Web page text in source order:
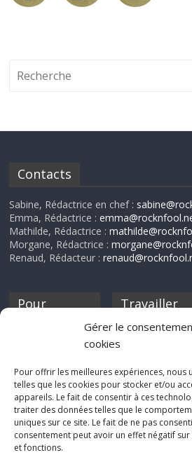
Gérer le
cookies
Pour offrir les meilleures expériences, nous
telles que les cookies pour stocker et/ou
appareils. Le fait de consentir à ces
traiter des données telles que le
uniques sur ce site. Le fait de ne pas
consentement peut avoir un effet négatif
et fonctions.
Contacts
Sabine, Rédactrice en chef :
Emma, Rédactrice :
Mathilde, Rédactrice :
Morgane, Rédactrice :
Renaud, Rédacteur :
Pour
discothèque
Travailler
Si tu souhaites
Rocknfool,
pas à nous
tes chroniques
concerts, de
séries ou des
d'humeur :